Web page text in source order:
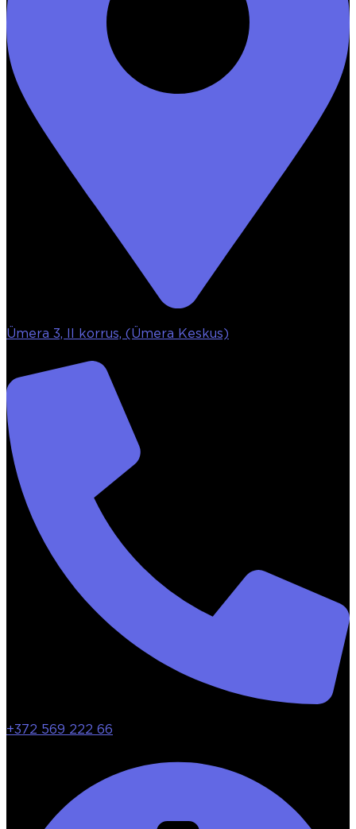
Ümera 3, II korrus, (Ümera Keskus)
+372 569 222 66